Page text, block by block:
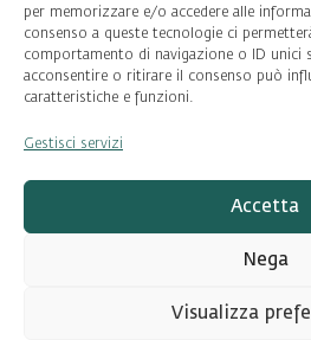
per memorizzare e/o accedere alle
consenso a queste tecnologie ci
comportamento di navigazione o ID unici
acconsentire o ritirare il consenso può
caratteristiche e funzioni.
Gestisci servizi
Accetta
Nega
Visualizza
COD. FISC. 97081560159
P.IVA 06375640965
© Pool Ambiente 2026
DESIGN & DEVELOPMENT